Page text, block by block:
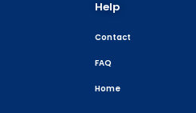
Help
Contact
FAQ
Home